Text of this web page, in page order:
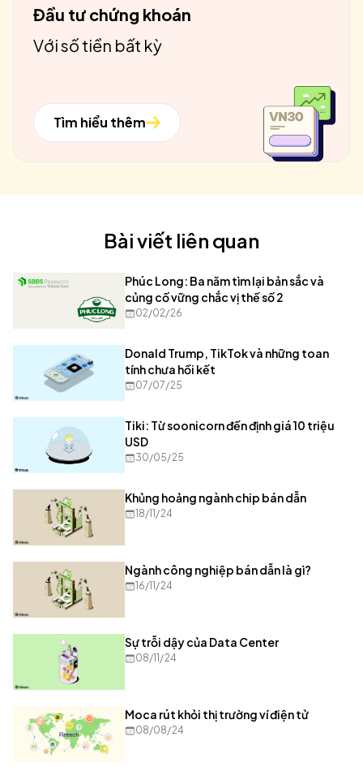
Đầu tư chứng khoán
Với số tiền bất kỳ
Tìm hiểu thêm
Bài viết liên quan
Phúc Long: Ba năm tìm lại bản sắc và
củng cố vững chắc vị thế số 2
02/02/26
Donald Trump, TikTok và những toan
tính chưa hồi kết
07/07/25
Tiki: Từ soonicorn đến định giá 10 triệu
USD
30/05/25
Khủng hoảng ngành chip bán dẫn
18/11/24
Ngành công nghiệp bán dẫn là gì?
16/11/24
Sự trỗi dậy của Data Center
08/11/24
Moca rút khỏi thị trường ví điện tử
08/08/24